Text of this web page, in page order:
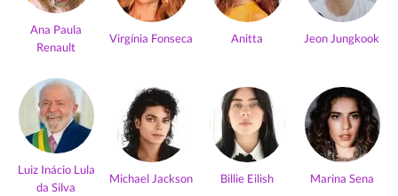
Ana Paula
Renault
Virgínia Fonseca Anitta Jeon Jungkook
Luiz Inácio Lula
da Silva
Michael Jackson Billie Eilish Marina Sena